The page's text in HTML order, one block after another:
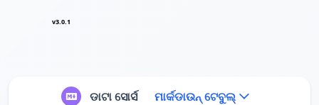
v3.0.1
ଡାଟା ସୋର୍ସ ମାର୍କଡାଉନ୍ ଟେବୁଲ୍